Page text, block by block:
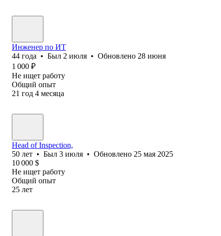
Инженер по ИТ
44 года • Был 2 июля • Обновлено 28 июня
1 000 ₽
Не ищет работу
Общий опыт
21 год 4 месяца
Head of Inspection,
50 лет • Был 3 июля • Обновлено 25 мая 2025
10 000 $
Не ищет работу
Общий опыт
25 лет